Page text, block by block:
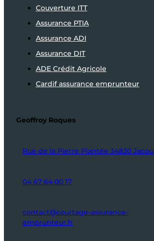
Couverture ITT
Assurance PTIA
Assurance ADI
Assurance DIT
ADE Crédit Agricole
Cardif assurance emprunteur
Geoffroy Roques
Rue de la Pierre Plantée 34830 Jacou
04 67 64 00 17
contact@courtage-assurance-
emprunteur.fr